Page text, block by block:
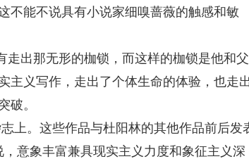
不能不说具有小说家细嗅蔷薇的触感和敏
出那无形的枷锁，而这样的枷锁是他和父
主义写作，走出了个体生命的体验，也走
破。
上。这些作品与杜阳林的其他作品前后发
意象丰富兼具现实主义力度和象征主义深